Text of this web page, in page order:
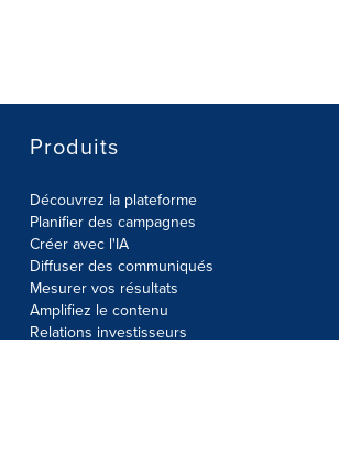
Produits
Découvrez la plateforme
Planifier des campagnes
Créer avec l'IA
Diffuser des communiqués
Mesurer vos résultats
Amplifiez le contenu
Relations investisseurs